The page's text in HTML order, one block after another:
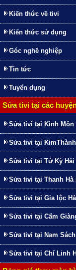
Kiến thức về tivi
Kiến thức sử dụng
Góc nghề nghiệp
Tin tức
Tuyển dụng
Sửa tivi tại các
Sửa tivi tại Kinh Môn
Sửa tivi tại
Sửa tivi tại Tứ Kỳ
Sửa tivi tại Thanh Hà
Sửa tivi tại Gia lộc
Sửa tivi tại Cẩm
Sửa tivi tại Nam
Sửa tivi tại Chí Linh